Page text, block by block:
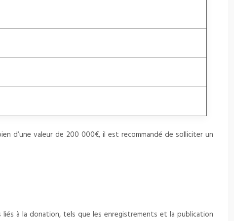
d’une valeur de 200 000€, il est recommandé de solliciter un
à la donation, tels que les enregistrements et la publication